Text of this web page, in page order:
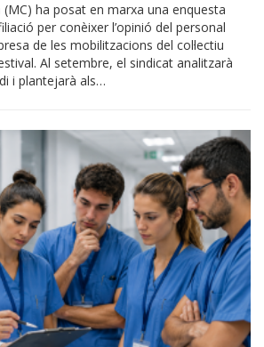
ha posat en marxa una enquesta
per conèixer l’opinió del personal
de les mobilitzacions del col·lectiu
Al setembre, el sindicat analitzarà
i plantejarà als…